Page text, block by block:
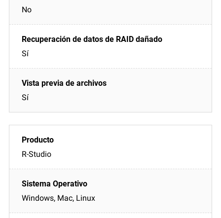
No
Sí
Sí
R-Studio
Windows, Mac, Linux